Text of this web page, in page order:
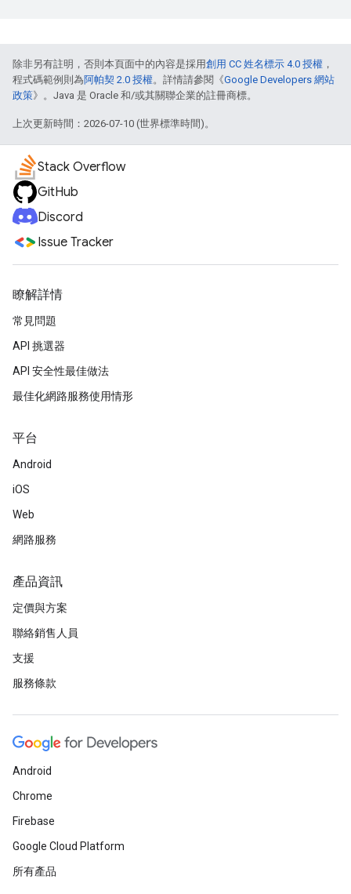
除非另有註明，否則本頁面中的內容是採用創用 CC 姓名標示 4.0 授權 ，
程式碼範例則為阿帕契 2.0 授權。詳情請參閱《Google Developers 網站
政策》。Java 是 Oracle 和/或其關聯企業的註冊商標。
上次更新時間：2026-07-10 (世界標準時間)。
Stack Overflow
GitHub
Discord
Issue Tracker
瞭解詳情
常見問題
API 挑選器
API 安全性最佳做法
最佳化網路服務使用情形
平台
Android
iOS
Web
網路服務
產品資訊
定價與方案
聯絡銷售人員
支援
服務條款
Android
Chrome
Firebase
Google Cloud Platform
所有產品